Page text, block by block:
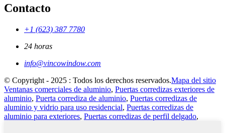
Contacto
+1 (623) 387 7780
24 horas
info@vincowindow.com
© Copyright - 2025 : Todos los derechos reservados.Mapa del sitio
Ventanas comerciales de aluminio, Puertas corredizas exteriores de
aluminio, Puerta corrediza de aluminio, Puertas corredizas de
aluminio y vidrio para uso residencial, Puertas corredizas de
aluminio para exteriores, Puertas corredizas de perfil delgado,